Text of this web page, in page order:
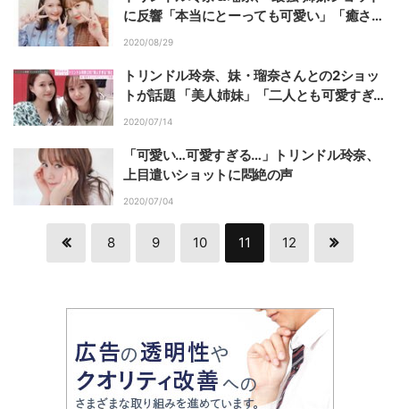
に反響「本当にとーっても可愛い」「癒され
る」の声
2020/08/29
トリンドル玲奈、妹・瑠奈さんとの2ショッ
トが話題 「美人姉妹」「二人とも可愛すぎ
る…」の声
2020/07/14
「可愛い…可愛すぎる…」トリンドル玲奈、
上目遣いショットに悶絶の声
2020/07/04
8 9 10 11 12